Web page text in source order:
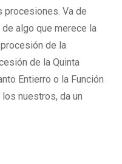
procesiones. Va de
algo que merece la
de la
de la Quinta
Entierro o la Función
nuestros, da un